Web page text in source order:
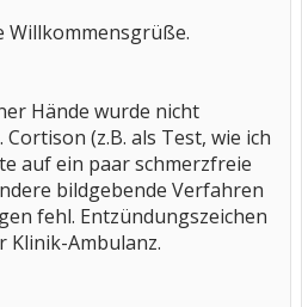
Willkommensgrüße.
Hände wurde nicht
(z.B. als Test, wie ich
auf ein paar schmerzfreie
bildgebende Verfahren
fehl. Entzündungszeichen
Klinik-Ambulanz.